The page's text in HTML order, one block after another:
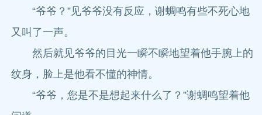
“爷爷？”见爷爷没有反应，谢蜩鸣有些不死心地
又叫了一声。
然后就见爷爷的目光一瞬不瞬地望着他手腕上的
纹身，脸上是他看不懂的神情。
“爷爷，您是不是想起来什么了？”谢蜩鸣望着他